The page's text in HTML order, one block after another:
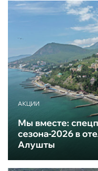
АКЦИИ
Мы вместе:
сезона-2026 в
Алушты